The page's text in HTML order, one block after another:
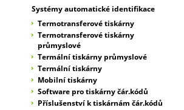
Systémy automatické identifikace
Termotransferové tiskárny
Termotransferové tiskárny
průmyslové
Termální tiskárny průmyslové
Termální tiskárny
Mobilní tiskárny
Software pro tiskárny čár.kódů
Příslušenství k tiskárnám čár.kódů